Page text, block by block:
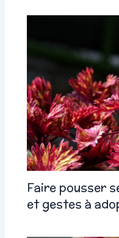
Faire pousser
et gestes à